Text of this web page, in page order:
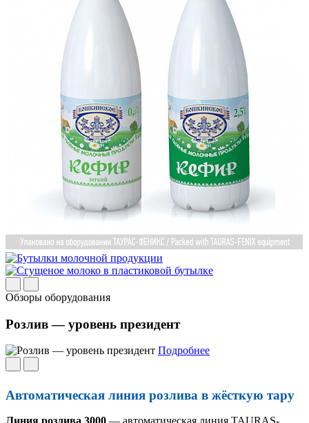
Обзоры оборудования
Розлив — уровень президент
Подробнее
Автоматическая линия розлива в жёсткую тару